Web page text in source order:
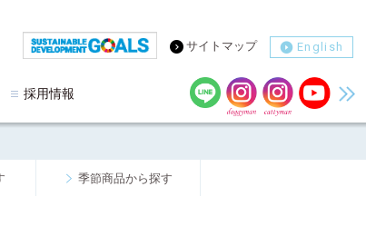
採用情報
サイトマップ English
季節商品から探す